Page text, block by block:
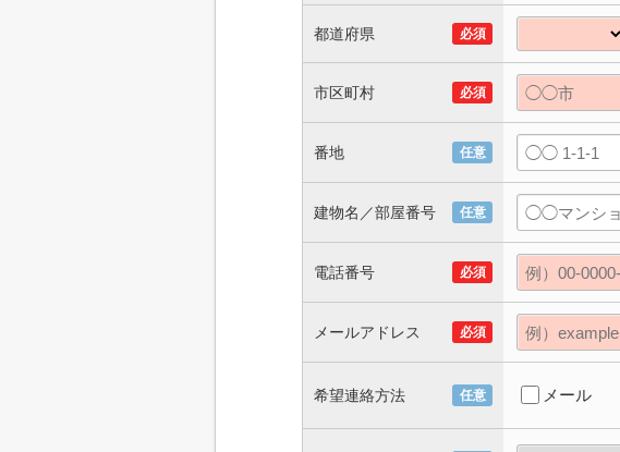
都道府県 必須
市区町村 必須
番地 任意
建物名／部屋番号 任意
電話番号 必須
メールアドレス 必須
希望連絡方法 任意 メール